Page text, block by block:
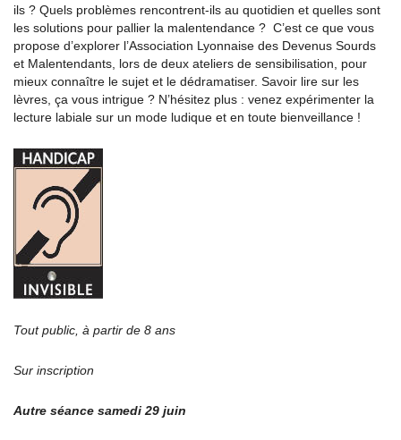
ils ? Quels problèmes rencontrent-ils au quotidien et quelles sont
les solutions pour pallier la malentendance ? C’est ce que vous
propose d’explorer l’Association Lyonnaise des Devenus Sourds
et Malentendants, lors de deux ateliers de sensibilisation, pour
mieux connaître le sujet et le dédramatiser. Savoir lire sur les
lèvres, ça vous intrigue ? N’hésitez plus : venez expérimenter la
lecture labiale sur un mode ludique et en toute bienveillance !
Tout public, à partir de 8 ans
Sur inscription
Autre séance samedi 29 juin